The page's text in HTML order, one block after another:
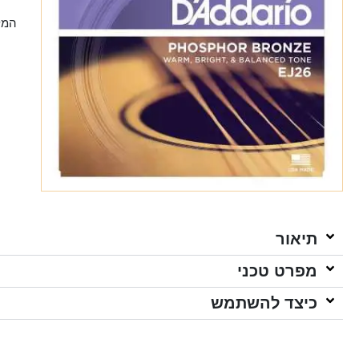
תיאור
מפרט טכני
כיצד להשתמש